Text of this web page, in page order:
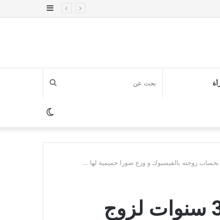
إضافة
بحث
عنالوضع
المظلم
تفاصيل مثيرة.. السجن 3 سنوات لزوج